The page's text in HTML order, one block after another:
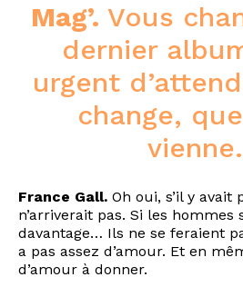
Mag’. Vous
dernier
urgent
change,
France Gall. Oh oui, s’il y avait
n’arriverait pas. Si les hommes
davantage… Ils ne se feraient
a pas assez d’amour. Et en
d’amour à donner.